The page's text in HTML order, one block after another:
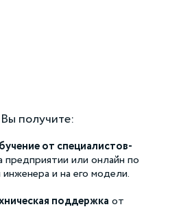
получите:
от специалистов-
предприятии или онлайн по
и на его модели.
поддержка от